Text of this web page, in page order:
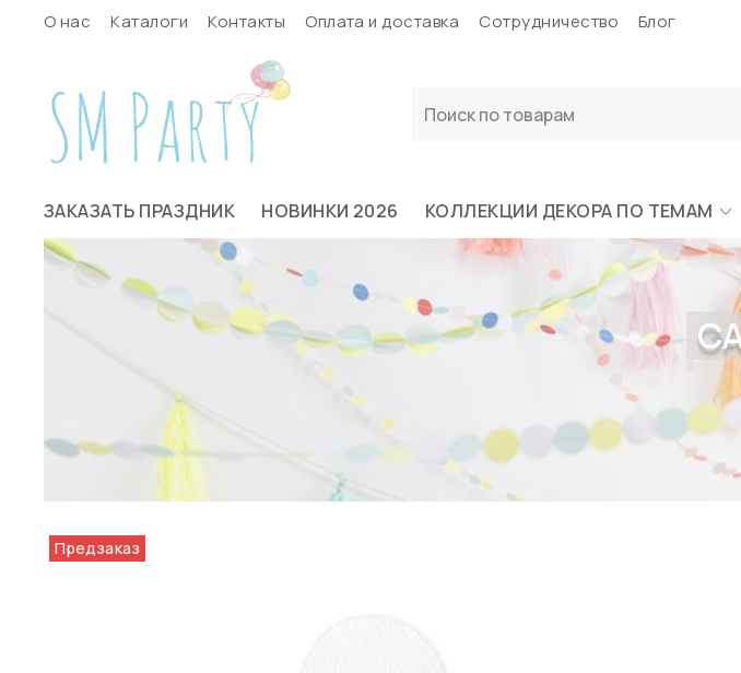
О нас Каталоги Контакты Оплата и доставка Сотрудничество Блог
ЗАКАЗАТЬ ПРАЗДНИК НОВИНКИ 2026 КОЛЛЕКЦИИ ДЕКОРА ПО ТЕМАМ
Предзаказ